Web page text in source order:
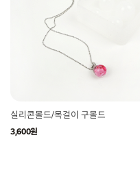
실리콘몰드/목걸이 구몰드
3,600원